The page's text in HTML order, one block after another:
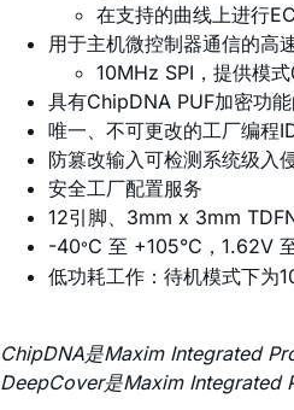
在支持的曲线上进行
用于主机微控制器通信的高
10MHz SPI，提供模
具有ChipDNA PUF加密功
唯一、不可更改的工厂编程
防篡改输入可检测系统级入
安全工厂配置服务
12引脚、3mm x 3mm
-40°C 至 +105°C，1.62V
低功耗工作：待机模式下为
ChipDNA是Maxim Integrated
DeepCover是Maxim Integrated